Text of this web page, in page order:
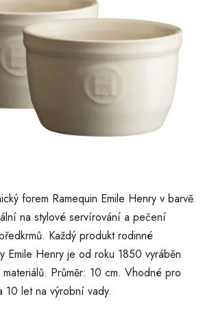
forem Ramequin Emile Henry v barvě
na stylové servírování a pečení
Každý produkt rodinné
Emile Henry je od roku 1850 vyráběn
Průměr: 10 cm. Vhodné pro
10 let na výrobní vady.